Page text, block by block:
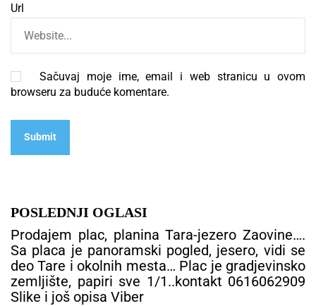
Url
Sačuvaj moje ime, email i web stranicu u ovom
browseru za buduće komentare.
POSLEDNJI OGLASI
Prodajem plac, planina Tara-jezero Zaovine….
Sa placa je panoramski pogled, jesero, vidi se
deo Tare i okolnih mesta… Plac je gradjevinsko
zemljište, papiri sve 1/1..kontakt 0616062909
Slike i još opisa Viber